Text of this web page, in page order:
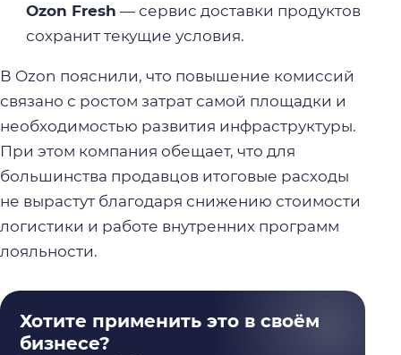
Ozon Fresh — сервис доставки продуктов
сохранит текущие условия.
В Ozon пояснили, что повышение комиссий
связано с ростом затрат самой площадки и
необходимостью развития инфраструктуры.
При этом компания обещает, что для
большинства продавцов итоговые расходы
не вырастут благодаря снижению стоимости
логистики и работе внутренних программ
лояльности.
Хотите применить это в своём
бизнесе?